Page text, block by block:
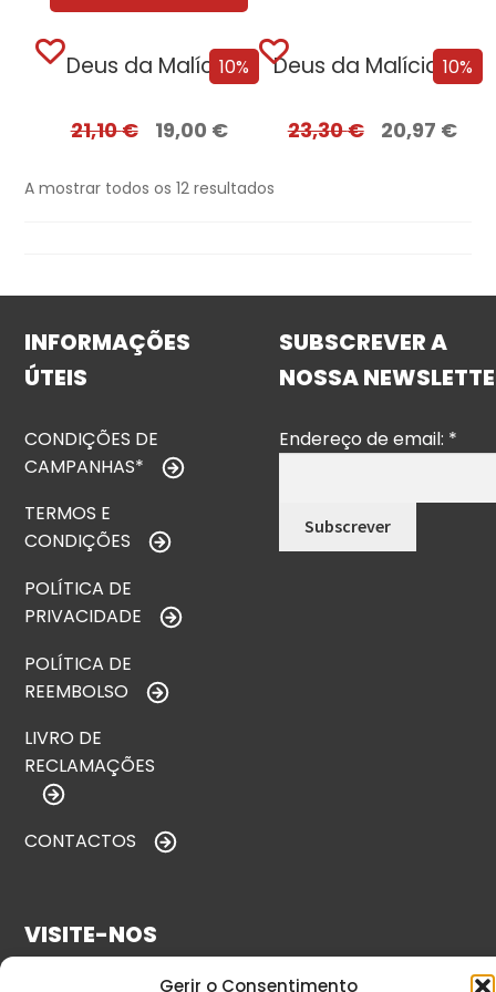
Gerir o Consentimento
10%
Deus da Malícia
21,10€ 19,00 €
10%
Deus da Malícia – Edição com EDGES
23,30€ 20,97 €
A mostrar todos os 12 resultados
INFORMAÇÕES
ÚTEIS
CONDIÇÕES DE
CAMPANHAS*
TERMOS E
CONDIÇÕES
POLÍTICA DE
PRIVACIDADE
POLÍTICA DE
REEMBOLSO
LIVRO DE
RECLAMAÇÕES
CONTACTOS
SUBSCREVER A
NOSSA
Endereço de email: *
VISITE-NOS